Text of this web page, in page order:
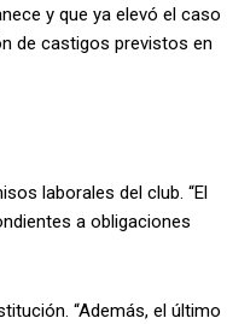
y que ya elevó el caso
de castigos previstos en
laborales del club. “El
a obligaciones
“Además, el último